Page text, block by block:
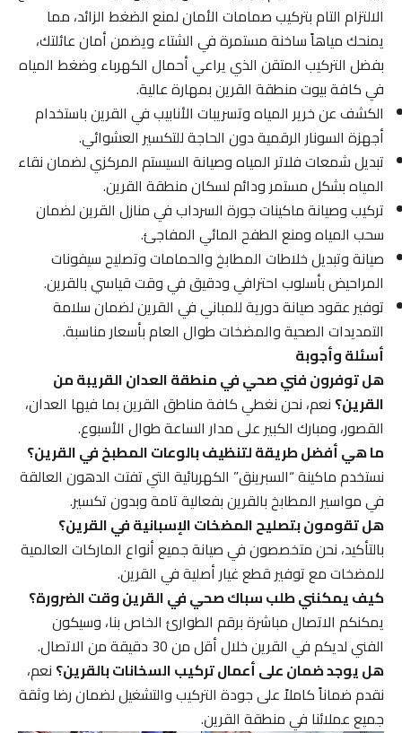
الالتزام التام بتركيب صمامات الأمان لمنع الضغط الزائد، مما
يمنحك مياهاً ساخنة مستمرة في الشتاء ويضمن أمان عائلتك،
بفضل التركيب المتقن الذي يراعي أحمال الكهرباء وضغط المياه
في كافة بيوت منطقة القرين بمهارة عالية.
الكشف عن خرير المياه وتسريبات الأنابيب في القرين باستخدام
أجهزة السونار الرقمية دون الحاجة للتكسير العشوائي.
تبديل شمعات فلاتر المياه وصيانة السيستم المركزي لضمان نقاء
المياه بشكل مستمر ودائم لسكان منطقة القرين.
تركيب وصيانة ماكينات جورة السرداب في منازل القرين لضمان
سحب المياه ومنع الطفح المائي المفاجئ.
صيانة وتبديل خلاطات المطابخ والحمامات وتصليح سيفونات
المراحيض بأسلوب احترافي ودقيق في وقت قياسي بالقرين.
توفير عقود صيانة دورية للمباني في القرين لضمان سلامة
التمديدات الصحية والمضخات طوال العام بأسعار مناسبة.
أسئلة وأجوبة
هل توفرون فني صحي في منطقة العدان القريبة من
القرين؟نعم، نحن نغطي كافة مناطق القرين بما فيها العدان،
القصور، ومبارك الكبير على مدار الساعة طوال الأسبوع.
ما هي أفضل طريقة لتنظيف بالوعات المطبخ في القرين؟
نستخدم ماكينة “السبرينق” الكهربائية التي تفتت الدهون العالقة
في مواسير المطابخ بالقرين بفعالية تامة وبدون تكسير.
هل تقومون بتصليح المضخات الإسبانية في القرين؟
بالتأكيد، نحن متخصصون في صيانة جميع أنواع الماركات العالمية
للمضخات مع توفير قطع غيار أصلية في القرين.
كيف يمكنني طلب سباك صحي في القرين وقت الضرورة؟
يمكنكم الاتصال مباشرة برقم الطوارئ الخاص بنا، وسيكون
الفني لديكم في القرين خلال أقل من 30 دقيقة من الاتصال.
هل يوجد ضمان على أعمال تركيب السخانات بالقرين؟نعم،
نقدم ضماناً كاملاً على جودة التركيب والتشغيل لضمان رضا وثقة
جميع عملائنا في منطقة القرين.